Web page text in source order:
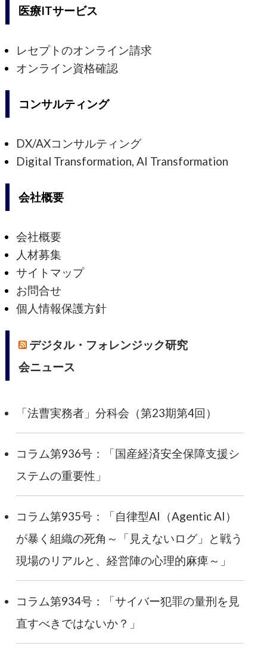
医療ITサービス
レセプトのオンライン請求
オンライン資格確認
コンサルティング
DX/AXコンサルティング
Digital Transformation, AI Transformation
会社概要
会社概要
人材募集
サイトマップ
お問合せ
個人情報保護方針
デジタル・フォレンジック研究
会ニュース
「法曹実務者」分科会（第23期第4回）
コラム第936号：「国産経済安全保障支援シ
ステムの重要性」
コラム第935号：「自律型AI（Agentic AI）
が暴く組織の死角～「見えないログ」と戦う
現場のリアルと、経営陣の心理的麻痺～」
コラム第934号：「サイバー犯罪の量刑を見
直すべきではないか？」